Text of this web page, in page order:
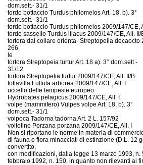
dom.sett.- 31/1
tordo bottaccio Turdus philomelos Art. 18, b). 3°
dom.sett.- 31/1
tordo bottaccio Turdus philomelos 2009/147/CE,
tordo sassello Turdus iliacus 2009/147/CE, All. II/
tortora dal collare orienta- Streptopelia decaocto
266
le
tortora Streptopeia turtur Art. 18 a). 3° dom.sett -
31/12
tortora Streptopelia turtur 2009/147/CE, All. II/B
tottavilla Lullula arborea 2009/147/CE, All. I
uccello delle tempeste europeo
Hydrobates pelagicus 2009/147/CE, All. I
volpe (mammifero) Vulpes volpe Art. 18, b). 3°
dom.sett.- 31/1
volpoca Tadorna tadorna Art. 2 L. 157/92
voltolino Porzana porzana 2009/147/CE, All. I
Non si riportano le norme in materia di
di fauna e flora minacciati di estinzione (D.L. 12
convertito,
con modificazioni, dalla legge 13 marzo 1993, n.
febbraio 1992, n. 150, in quanto non rilevanti ai